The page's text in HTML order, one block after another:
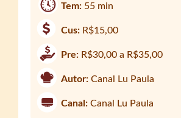
Tem: 55 min
Cus: R$15,00
Pre: R$30,00 a R$35,00
Autor: Canal Lu Paula
Canal: Canal Lu Paula